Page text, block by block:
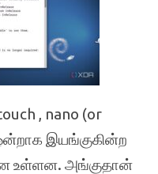
touch , nano (or
இயங்குகின்ற
உள்ளன. அங்குதான்